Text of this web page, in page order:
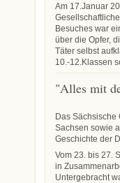
Am 17.Januar
Besuches war
über die Opfer,
Täter selbst
10.-12.Klassen
"Alles mit
Das Sächsische
Sachsen sowie
Geschichte der
Vom 23. bis 27.
in
Untergebracht